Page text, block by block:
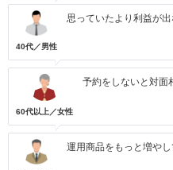
40代／男性
思っていたより利益が出
60代以上／女性
予約をしないと対面
運用商品をもっと増やし